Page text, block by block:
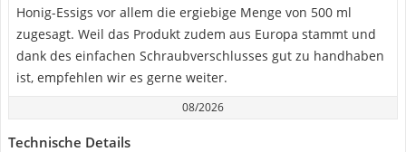
Honig-Essigs vor allem die ergiebige Menge von 500 ml
zugesagt. Weil das Produkt zudem aus Europa stammt und
dank des einfachen Schraubverschlusses gut zu handhaben
ist, empfehlen wir es gerne weiter.
08/2026
Technische Details